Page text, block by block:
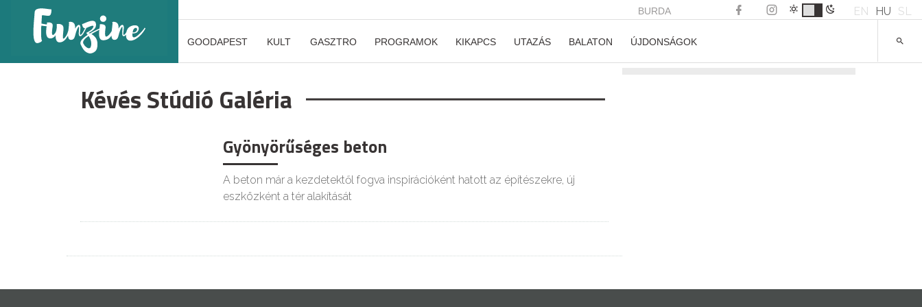
BURDA EN HU SL
GOODAPEST KULT GASZTRO PROGRAMOK KIKAPCS UTAZÁS BALATON ÚJDONSÁGOK
Kévés Stúdió Galéria
Gyönyörűséges beton
A beton már a kezdetektől fogva inspirációként hatott az építészekre, új
eszközként a tér alakítását